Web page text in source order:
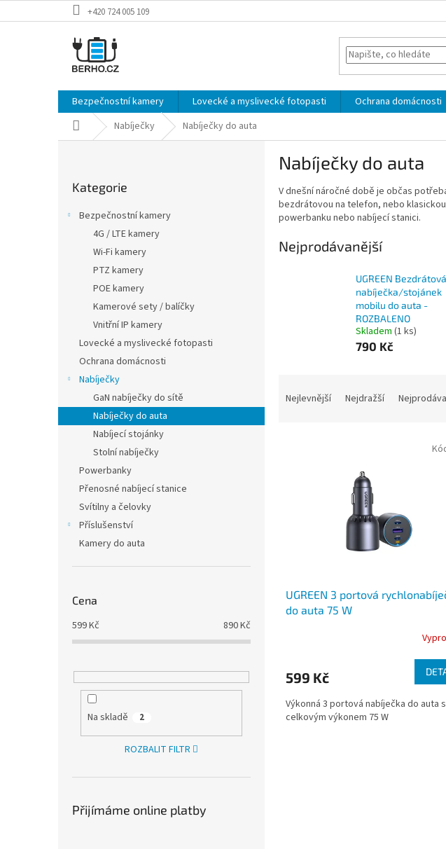
na
+420 724 005 109
Bezpečnostní kamery Lovecké a myslivecké fotopasti Ochrana domácnosti
Domů Nabíječky Nabíječky do auta
kategorie
Kategorie
Bezpečnostní kamery
4G / LTE kamery
Wi-Fi kamery
PTZ kamery
POE kamery
Kamerové sety / balíčky
Vnitřní IP kamery
Lovecké a myslivecké fotopasti
Ochrana domácnosti
Nabíječky
GaN nabíječky do sítě
Nabíječky do auta
Nabíjecí stojánky
Stolní nabíječky
Powerbanky
Přenosné nabíjecí stanice
Svítilny a čelovky
Příslušenství
Kamery do auta
Cena
599Kč 890Kč
Na skladě 2
ROZBALIT FILTR
Přijímáme online platby
Nabíječky do auta
V dnešní náročné době je občas
bezdrátovou na telefon, nebo
powerbanku nebo nabíjecí stanici.
Nejprodávanější
UGREEN Bezdrátová
nabíječka/stojánek
mobilu do auta -
ROZBALENO
Skladem (1 ks)
790 Kč
Nejlevnější Nejdražší
UGREEN 3 portová
do auta 75 W
599 Kč
Výkonná 3 portová nabíječka do auta s
celkovým výkonem 75 W